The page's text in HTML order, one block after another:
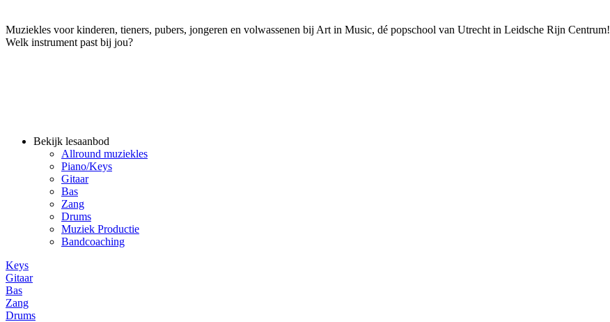
Muziekles voor kinderen, tieners, pubers, jongeren en volwassenen bij Art in Music, dé popschool van Utrecht in Leidsche Rijn Centrum!
Welk instrument past bij jou?
Bekijk lesaanbod
Allround muziekles
Piano/Keys
Gitaar
Bas
Zang
Drums
Muziek Productie
Bandcoaching
Keys
Gitaar
Bas
Zang
Drums